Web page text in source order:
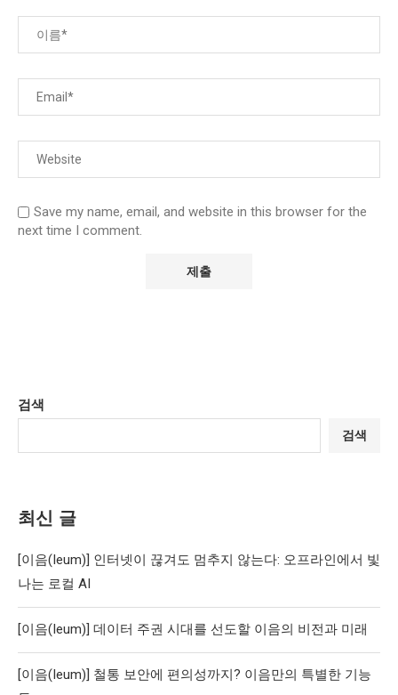
Save my name, email, and website in this browser for the
next time I comment.
검색
검색
최신 글
[이음(Ieum)] 인터넷이 끊겨도 멈추지 않는다: 오프라인에서 빛
나는 로컬 AI
[이음(Ieum)] 데이터 주권 시대를 선도할 이음의 비전과 미래
[이음(Ieum)] 철통 보안에 편의성까지? 이음만의 특별한 기능